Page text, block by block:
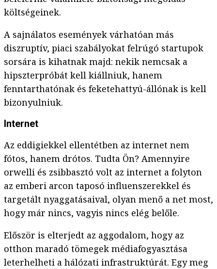
költségeinek.
A sajnálatos események várhatóan más
diszruptív, piaci szabályokat felrúgó startupok
sorsára is kihatnak majd: nekik nemcsak a
hipszterpróbát kell kiállniuk, hanem
fenntarthatónak és feketehattyú-állónak is kell
bizonyulniuk.
Internet
Az eddigiekkel ellentétben az internet nem
fótos, hanem drótos. Tudta Ön? Amennyire
orwelli és zsibbasztó volt az internet a folyton
az emberi arcon taposó influenszerekkel és
targetált nyaggatásaival, olyan menő a net most,
hogy már nincs, vagyis nincs elég belőle.
Először is elterjedt az aggodalom, hogy az
otthon maradó tömegek médiafogyasztása
leterhelheti a hálózati infrastruktúrát. Egy meg